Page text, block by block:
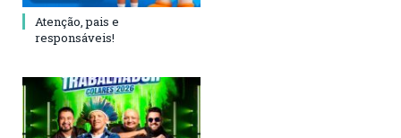
Atenção, pais e
responsáveis!